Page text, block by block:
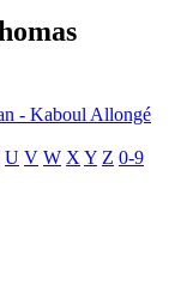
- Kaboul Allongé
U V W X Y Z 0-9